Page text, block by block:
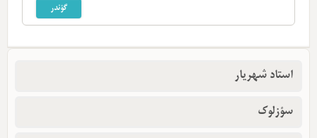
استاد شهریار
سؤزلوک